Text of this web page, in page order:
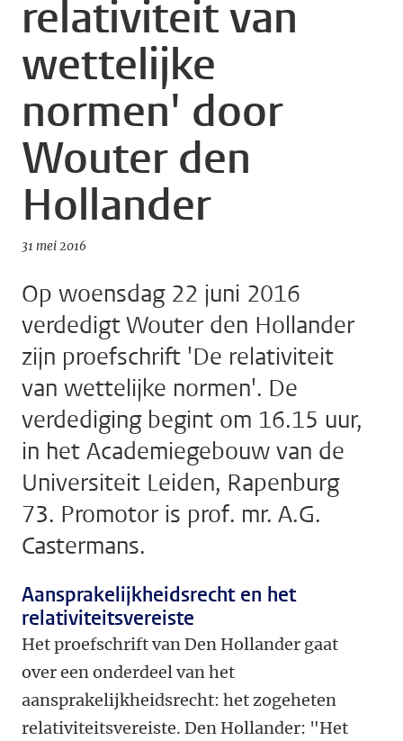
relativiteit van
wettelijke
normen' door
Wouter den
Hollander
31 mei 2016
Op woensdag 22 juni 2016
verdedigt Wouter den Hollander
zijn proefschrift 'De relativiteit
van wettelijke normen'. De
verdediging begint om 16.15 uur,
in het Academiegebouw van de
Universiteit Leiden, Rapenburg
73. Promotor is prof. mr. A.G.
Castermans.
Aansprakelijkheidsrecht en het
relativiteitsvereiste
Het proefschrift van Den Hollander gaat
over een onderdeel van het
aansprakelijkheidsrecht: het zogeheten
relativiteitsvereiste. Den Hollander: "Het